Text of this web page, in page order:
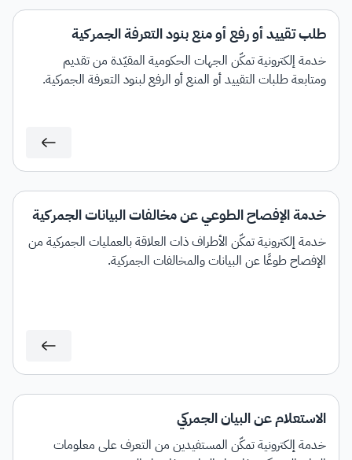
طلب تقييد أو رفع أو منع بنود التعرفة الجمركية
خدمة إلكترونية تمكّن الجهات الحكومية المقيّدة من تقديم
ومتابعة طلبات التقييد أو المنع أو الرفع لبنود التعرفة الجمركية.
خدمة الإفصاح الطوعي عن مخالفات البيانات الجمركية
خدمة إلكترونية تمكّن الأطراف ذات العلاقة بالعمليات الجمركية من
الإفصاح طوعًا عن البيانات والمخالفات الجمركية.
الاستعلام عن البيان الجمركي
خدمة إلكترونية تمكّن المستفيدين من التعرف على معلومات